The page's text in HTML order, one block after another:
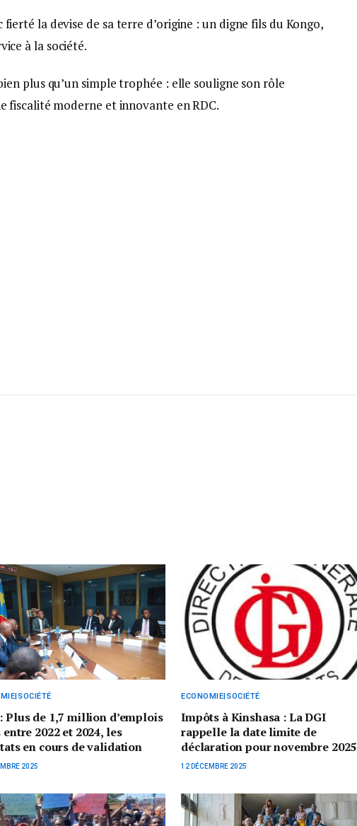
la devise de sa terre d’origine : un digne fils du Kongo,
à la société.
plus qu’un simple trophée : elle souligne son rôle
fiscalité moderne et innovante en RDC.
Plus de 1,7 million d’emplois
entre 2022 et 2024, les
en cours de validation
2025
ECONOMIE|SOCIÉTÉ
Impôts à Kinshasa : La DGI
rappelle la date limite de
déclaration pour novembre 2025
12 DÉCEMBRE 2025